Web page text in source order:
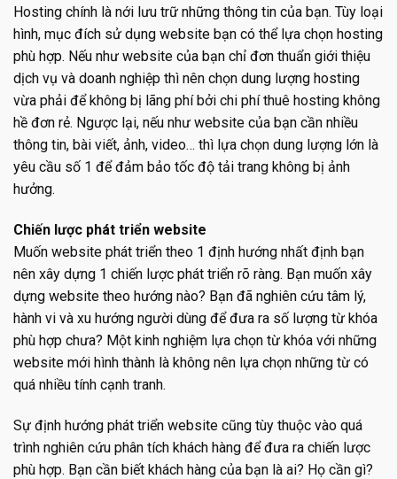
Hosting chính là nới lưu trữ những thông tin của bạn. Tùy loại
hình, mục đích sử dụng website bạn có thể lựa chọn hosting
phù hợp. Nếu như website của bạn chỉ đơn thuẩn giới thiệu
dịch vụ và doanh nghiệp thì nên chọn dung lượng hosting
vừa phải để không bị lãng phí bởi chi phí thuê hosting không
hề đơn rẻ. Ngược lại, nếu như website của bạn cần nhiều
thông tin, bài viết, ảnh, video… thì lựa chọn dung lượng lớn là
yêu cầu số 1 để đảm bảo tốc độ tải trang không bị ảnh
hưởng.
Chiến lược phát triển website
Muốn website phát triển theo 1 định hướng nhất định bạn
nên xây dựng 1 chiến lược phát triển rõ ràng. Bạn muốn xây
dựng website theo hướng nào? Bạn đã nghiên cứu tâm lý,
hành vi và xu hướng người dùng để đưa ra số lượng từ khóa
phù hợp chưa? Một kinh nghiệm lựa chọn từ khóa với những
website mới hình thành là không nên lựa chọn những từ có
quá nhiều tính cạnh tranh.
Sự định hướng phát triển website cũng tùy thuộc vào quá
trình nghiên cứu phân tích khách hàng để đưa ra chiến lược
phù hợp. Bạn cần biết khách hàng của bạn là ai? Họ cần gì?